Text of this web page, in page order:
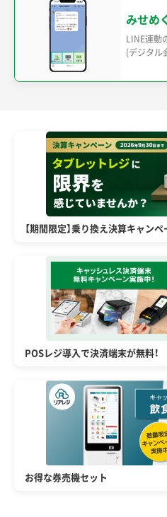
みせめ
LINE連動
(デジタル
【期間限定】乗り換え決算キャンペ
POSレジ導入で決済端末が無料！
お得な券売機セット